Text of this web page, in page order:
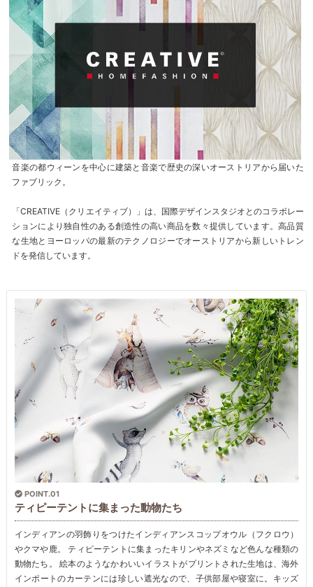
音楽の都ウィーンを中心に建築と音楽で歴史の深いオーストリアから届いた
ファブリック。
「CREATIVE（クリエイティブ）」は、国際デザインスタジオとのコラボレー
ションにより独自性のある創造性の高い商品を数々提供しています。高品質
な生地とヨーロッパの最新のテクノロジーでオーストリアから新しいトレン
ドを発信しています。
POINT.01
ティピーテントに集まった動物たち
インディアンの羽飾りをつけたインディアンスコップオウル（フクロウ）
やクマや鹿。 ティピーテントに集まったキリンやネズミなど色んな種類の
動物たち。 絵本のようなかわいいイラストがプリントされた生地は、海外
インポートのカーテンには珍しい遮光なので、子供部屋や寝室に。キッズ